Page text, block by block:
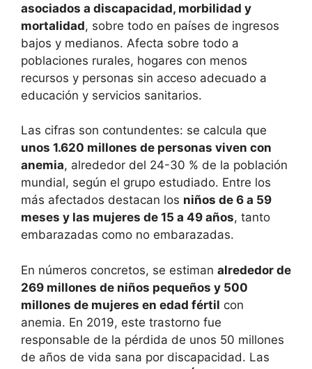
asociados a discapacidad, morbilidad y
mortalidad, sobre todo en países de ingresos
bajos y medianos. Afecta sobre todo a
poblaciones rurales, hogares con menos
recursos y personas sin acceso adecuado a
educación y servicios sanitarios.
Las cifras son contundentes: se calcula que
unos 1.620 millones de personas viven con
anemia, alrededor del 24-30 % de la población
mundial, según el grupo estudiado. Entre los
más afectados destacan los niños de 6 a 59
meses y las mujeres de 15 a 49 años, tanto
embarazadas como no embarazadas.
En números concretos, se estiman alrededor de
269 millones de niños pequeños y 500
millones de mujeres en edad fértil con
anemia. En 2019, este trastorno fue
responsable de la pérdida de unos 50 millones
de años de vida sana por discapacidad. Las